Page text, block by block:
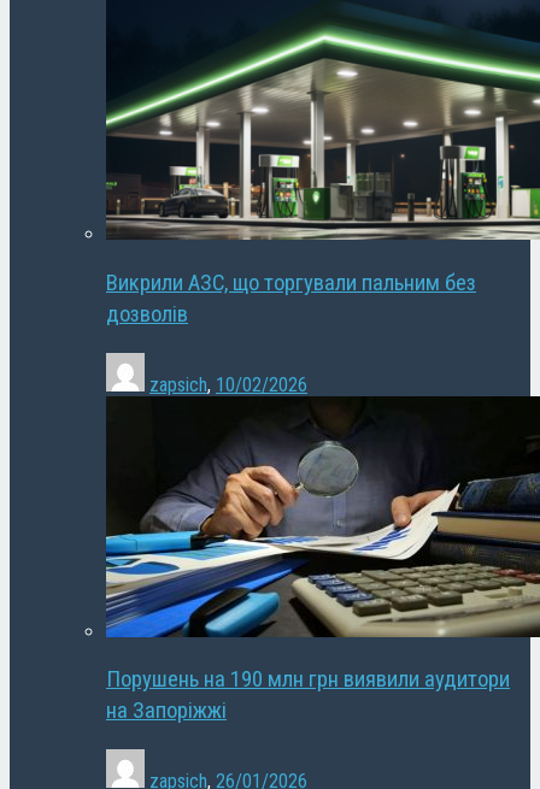
Викрили АЗС, що торгували пальним без
дозволів
zapsich, 10/02/2026
Порушень на 190 млн грн виявили аудитори
на Запоріжжі
zapsich, 26/01/2026